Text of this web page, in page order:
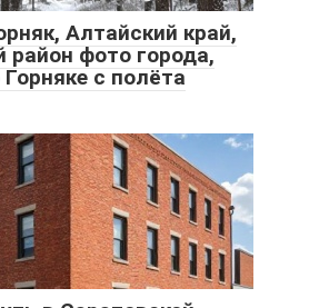
Алтайский край,
район фото города,
с полёта